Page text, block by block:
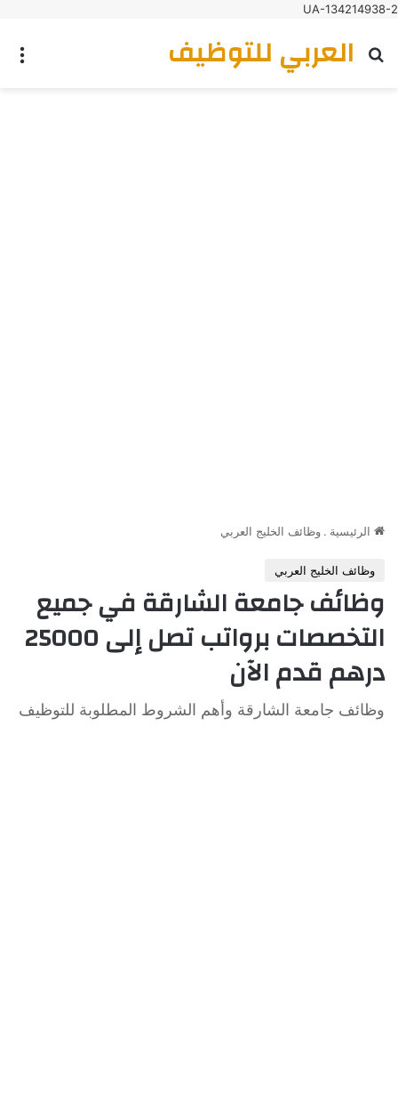
UA-134214938-2
العربي للتوظيف
بحث عن
الرئيسية . وظائف الخليج العربي
وظائف الخليج العربي
وظائف جامعة الشارقة في جميع
التخصصات برواتب تصل إلى 25000
درهم قدم الآن
وظائف جامعة الشارقة وأهم الشروط المطلوبة للتوظيف